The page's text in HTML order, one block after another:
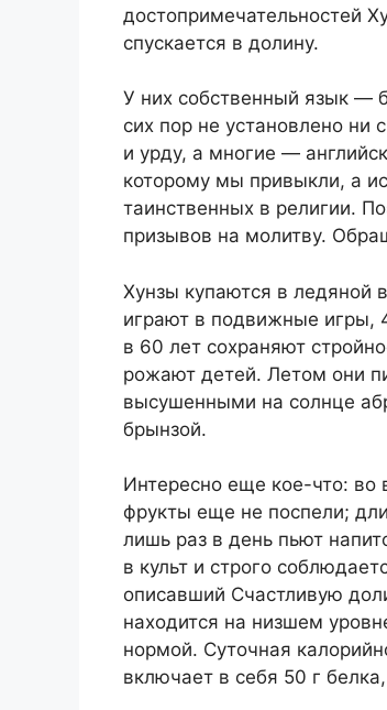
достопримечательностей
спускается в долину.
У них собственный язык —
сих пор не установлено ни
и урду, а многие —
которому мы привыкли, а
таинственных в религии.
призывов на молитву.
Хунзы купаются в ледяной
играют в подвижные игры,
в 60 лет сохраняют
рожают детей. Летом они
высушенными на солнце
брынзой.
Интересно еще кое-что: во
фрукты еще не поспели;
лишь раз в день пьют
в культ и строго
описавший Счастливую
находится на низшем
нормой. Суточная
включает в себя 50 г